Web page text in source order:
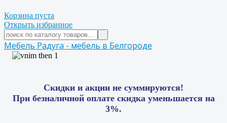
Корзина пуста
Открыть избранное
Мебель Радуга - мебель в Белгороде
Скидки и акции не суммируются!
При безналичной оплате скидка уменьшается на
3%.